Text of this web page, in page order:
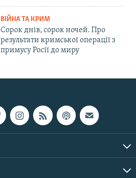
ВІЙНА ТА КРИМ
Сорок днів, сорок ночей. Про
результати кримської операції з
примусу Росії до миру